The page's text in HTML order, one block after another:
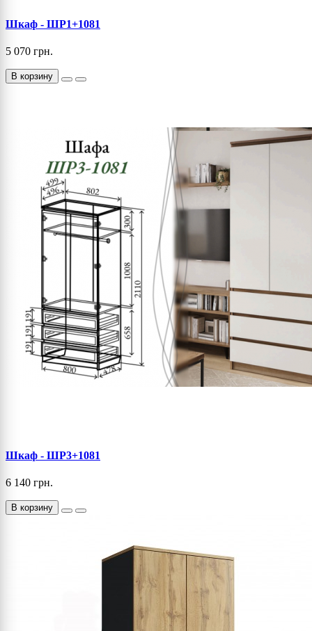
Шкаф - ШР1+1081
5 070 грн.
В корзину
Шкаф - ШР3+1081
6 140 грн.
В корзину